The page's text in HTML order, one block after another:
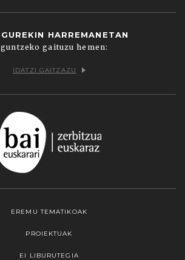
HARREMANETAN
gaituzu hemen:
IDATZI GAITZAZU
EREMU TEMATIKOAK
PROIEKTUAK
EI LIBURUTEGIA